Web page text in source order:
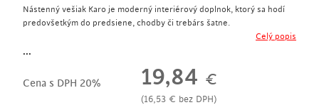
Nástenný vešiak Karo je moderný interiérový doplnok, ktorý sa hodí
predovšetkým do predsiene, chodby či trebárs šatne.
3 praktické háčiky
háčiky sú zakončené guličkou z masívneho bukového dreva
...
Celý popis
Cena s DPH 20% 19,84 €
(16,53 € bez DPH)